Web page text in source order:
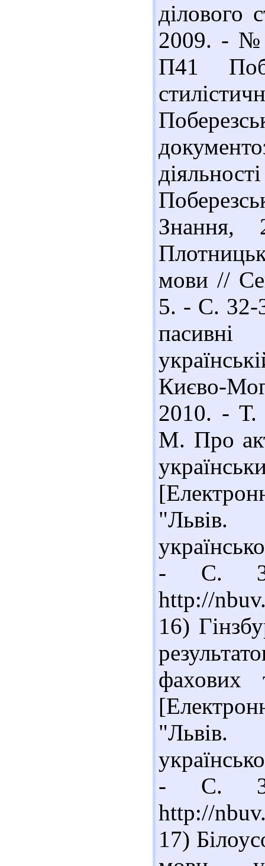
ділового
2009. - №
П41
мови //
5. - С. 32-
Києво-
2010. - Т.
М. Про
"Львів.
- С. 3-
http://
16)
фахових
"Львів.
- С. 3-
http://
17)